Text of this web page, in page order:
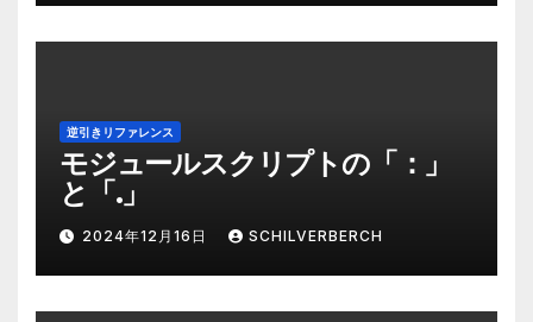
逆引きリファレンス
モジュールスクリプトの「：」
と「.」
2024年12月16日 SCHILVERBERCH